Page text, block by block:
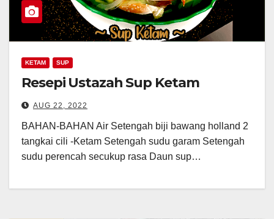
KETAM SUP
Resepi Ustazah Sup Ketam
AUG 22, 2022
BAHAN-BAHAN Air Setengah biji bawang holland 2
tangkai cili -Ketam Setengah sudu garam Setengah
sudu perencah secukup rasa Daun sup…